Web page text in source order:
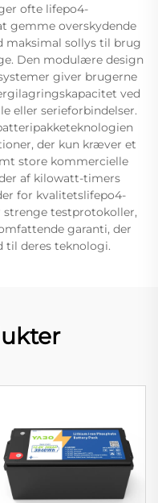
ofte lifepo4-
gemme overskydende
maksimal sollys til brug
Den modulære design
giver brugerne
ved
eller serieforbindelser.
der kun kræver et
store kommercielle
af kilowatt-timers
for kvalitetslifepo4-
testprotokoller,
garanti, der
til deres teknologi.